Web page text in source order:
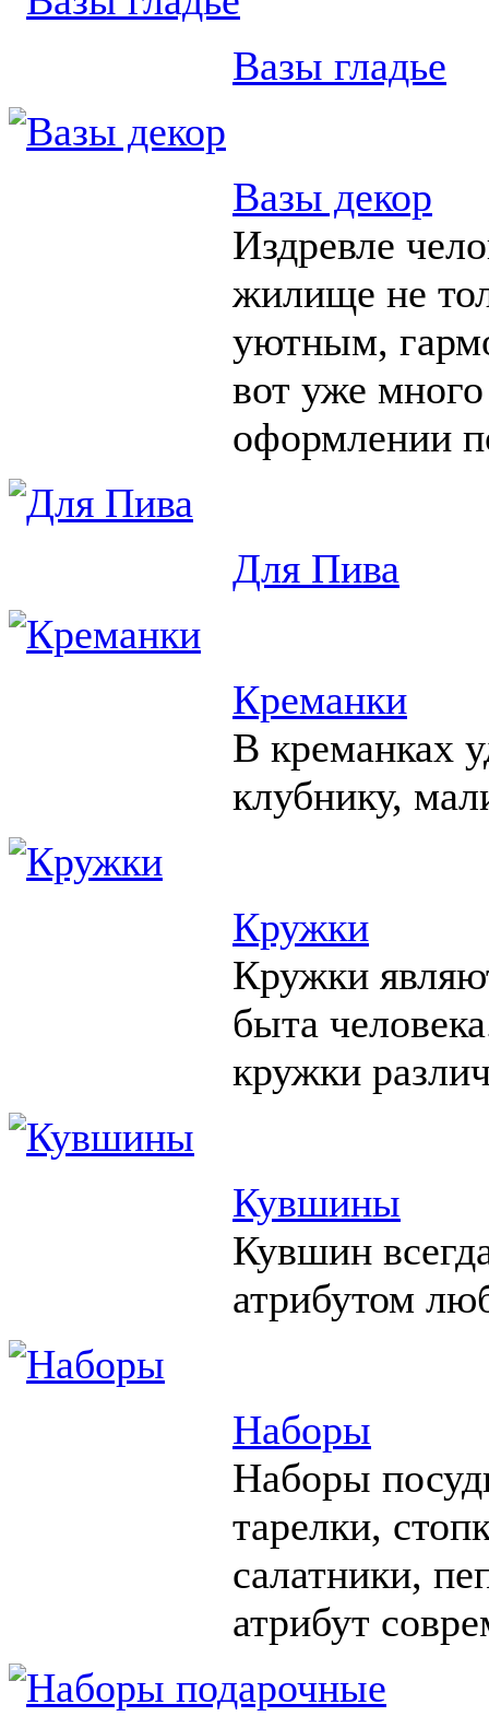
Вазы гладье
Вазы декор
Издревле
жилище не
уютным,
вот уже
оформлении
Для Пива
Креманки
В креманках
клубнику,
Кружки
Кружки
быта
кружки
Кувшины
Кувшин
атрибутом
Наборы
Наборы
тарелки,
салатники,
атрибут